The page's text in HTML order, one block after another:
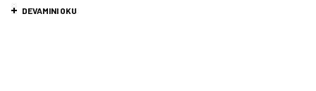
DEVAMINI OKU